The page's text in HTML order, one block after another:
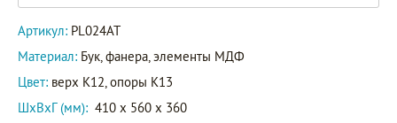
Артикул: PL024AT
Материал: Бук, фанера, элементы МДФ
Цвет: верх K12, опоры K13
ШxВxГ (мм): 410 x 560 x 360